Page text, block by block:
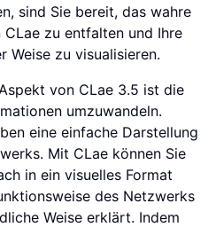
sind Sie bereit, das wahre
zu entfalten und Ihre
Weise zu visualisieren.
von CLae 3.5 ist die
umzuwandeln.
eine einfache Darstellung
Mit CLae können Sie
in ein visuelles Format
des Netzwerks
Weise erklärt. Indem